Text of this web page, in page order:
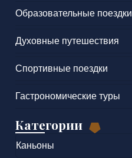
Образовательные поездки
Духовные путешествия
Спортивные поездки
Гастрономические туры
Категории
Каньоны